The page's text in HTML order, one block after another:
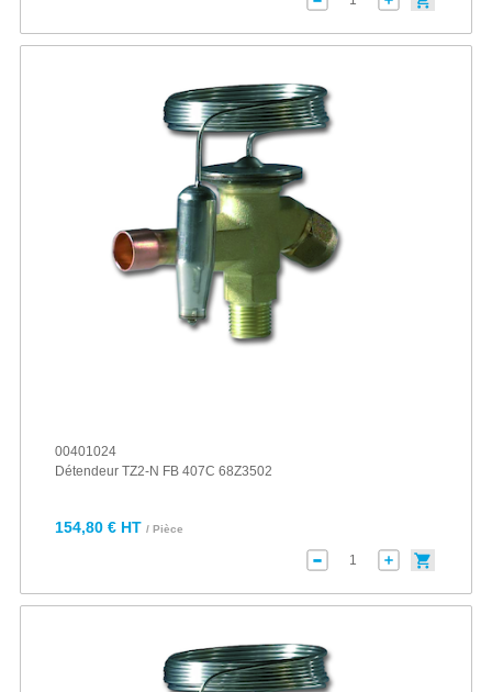
00401024
Détendeur TZ2-N FB 407C 68Z3502
154,80 € HT / Pièce